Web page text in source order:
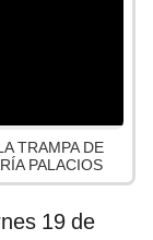
TRAMPA DE
PALACIOS
19 de